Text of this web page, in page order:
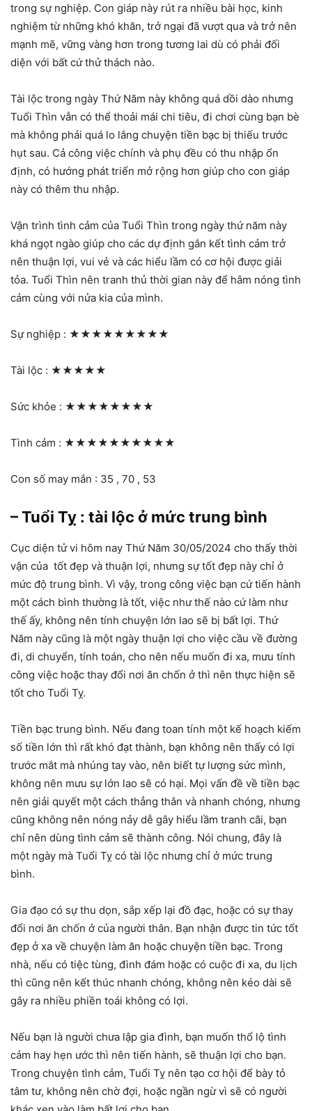
trong sự nghiệp. Con giáp này rút ra nhiều bài học, kinh
nghiệm từ những khó khăn, trở ngại đã vượt qua và trở nên
mạnh mẽ, vững vàng hơn trong tương lai dù có phải đối
diện với bất cứ thử thách nào.
Tài lộc trong ngày Thứ Năm này không quá dồi dào nhưng
Tuổi Thìn vẫn có thể thoải mái chi tiêu, đi chơi cùng bạn bè
mà không phải quá lo lắng chuyện tiền bạc bị thiếu trước
hụt sau. Cả công việc chính và phụ đều có thu nhập ổn
định, có hướng phát triển mở rộng hơn giúp cho con giáp
này có thêm thu nhập.
Vận trình tình cảm của Tuổi Thìn trong ngày thứ năm này
khá ngọt ngào giúp cho các dự định gắn kết tình cảm trở
nên thuận lợi, vui vẻ và các hiểu lầm có cơ hội được giải
tỏa. Tuổi Thìn nên tranh thủ thời gian này để hâm nóng tình
cảm cùng với nửa kia của mình.
Sự nghiệp : ★★★★★★★★★
Tài lộc : ★★★★★
Sức khỏe : ★★★★★★★★
Tình cảm : ★★★★★★★★★★
Con số may mắn : 35 , 70 , 53
– Tuổi Tỵ : tài lộc ở mức trung bình
Cục diện tử vi hôm nay Thứ Năm 30/05/2024 cho thấy thời
vận của tốt đẹp và thuận lợi, nhưng sự tốt đẹp này chỉ ở
mức độ trung bình. Vì vậy, trong công việc bạn cứ tiến hành
một cách bình thường là tốt, việc như thế nào cứ làm như
thế ấy, không nên tính chuyện lớn lao sẽ bị bất lợi. Thứ
Năm này cũng là một ngày thuận lợi cho việc cầu về đường
đi, di chuyển, tính toán, cho nên nếu muốn đi xa, mưu tính
công việc hoặc thay đổi nơi ăn chốn ở thì nên thực hiện sẽ
tốt cho Tuổi Tỵ.
Tiền bạc trung bình. Nếu đang toan tính một kế hoạch kiếm
số tiền lớn thì rất khó đạt thành, bạn không nên thấy có lợi
trước mắt mà nhúng tay vào, nên biết tự lượng sức mình,
không nên mưu sự lớn lao sẽ có hại. Mọi vấn đề về tiền bạc
nên giải quyết một cách thẳng thắn và nhanh chóng, nhưng
cũng không nên nóng nảy dễ gây hiểu lầm tranh cãi, bạn
chỉ nên dùng tình cảm sẽ thành công. Nói chung, đây là
một ngày mà Tuổi Tỵ có tài lộc nhưng chỉ ở mức trung
bình.
Gia đạo có sự thu dọn, sắp xếp lại đồ đạc, hoặc có sự thay
đổi nơi ăn chốn ở của người thân. Bạn nhận được tin tức tốt
đẹp ở xa về chuyện làm ăn hoặc chuyện tiền bạc. Trong
nhà, nếu có tiệc tùng, đình đám hoặc có cuộc đi xa, du lịch
thì cũng nên kết thúc nhanh chóng, không nên kéo dài sẽ
gây ra nhiều phiền toái không có lợi.
Nếu bạn là người chưa lập gia đình, bạn muốn thổ lộ tình
cảm hay hẹn ước thì nên tiến hành, sẽ thuận lợi cho bạn.
Trong chuyện tình cảm, Tuổi Tỵ nên tạo cơ hội để bày tỏ
tâm tư, không nên chờ đợi, hoặc ngần ngừ vì sẽ có người